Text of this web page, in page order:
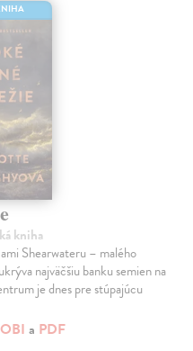
kniha
Shearwateru – malého
najväčšiu banku semien na
je dnes pre stúpajúcu
a PDF